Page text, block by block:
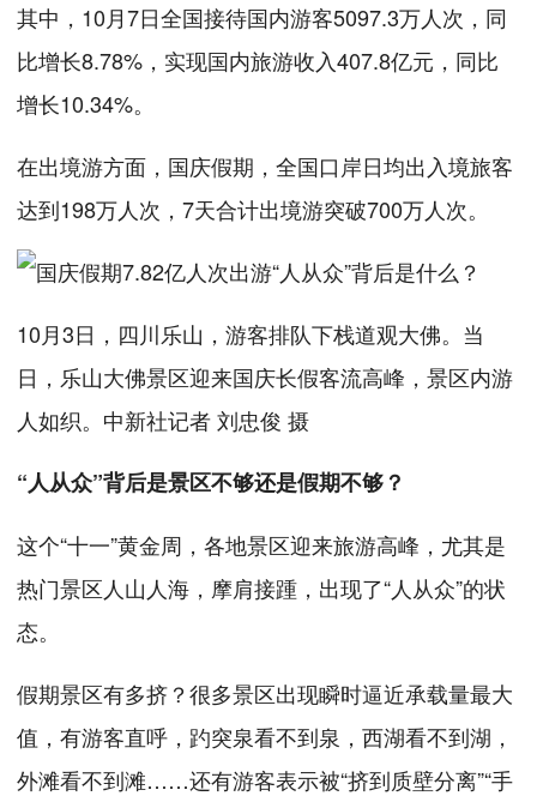
其中，10月7日全国接待国内游客5097.3万人次，同
比增长8.78%，实现国内旅游收入407.8亿元，同比
增长10.34%。
在出境游方面，国庆假期，全国口岸日均出入境旅客
达到198万人次，7天合计出境游突破700万人次。
10月3日，四川乐山，游客排队下栈道观大佛。当
日，乐山大佛景区迎来国庆长假客流高峰，景区内游
人如织。中新社记者 刘忠俊 摄
“人从众”背后是景区不够还是假期不够？
这个“十一”黄金周，各地景区迎来旅游高峰，尤其是
热门景区人山人海，摩肩接踵，出现了“人从众”的状
态。
假期景区有多挤？很多景区出现瞬时逼近承载量最大
值，有游客直呼，趵突泉看不到泉，西湖看不到湖，
外滩看不到滩……还有游客表示被“挤到质壁分离”“手